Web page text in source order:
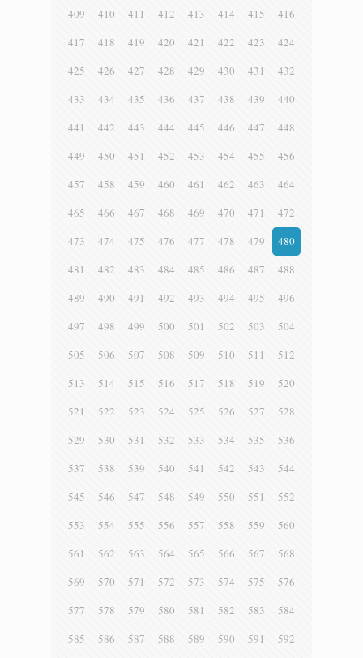
409 410 411 412 413 414 415
416
417
418 419 420 421 422 423
424
425
426 427 428 429 430 431
432
433
434 435 436 437 438 439
440
441
442 443 444 445 446 447
448
449
450 451 452 453 454 455
456
457
458 459 460 461 462 463
464
465
466 467 468 469 470 471
472
473
474 475 476 477 478 479
480
481
482 483 484 485 486 487
488
489
490 491 492 493 494 495
496
497
498 499 500 501 502 503
504
505
506 507 508 509 510 511
512
513
514 515 516 517 518 519
520
521
522 523 524 525 526 527
528
529
530 531 532 533 534 535
536
537
538 539 540 541 542 543
544
545
546 547 548 549 550 551
552
553
554 555 556 557 558 559
560
561
562 563 564 565 566 567
568
569
570 571 572 573 574 575
576
577
578 579 580 581 582 583
584
585
586 587 588 589 590 591
592